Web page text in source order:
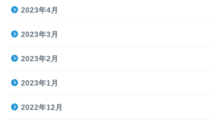
2023年4月
2023年3月
2023年2月
2023年1月
2022年12月